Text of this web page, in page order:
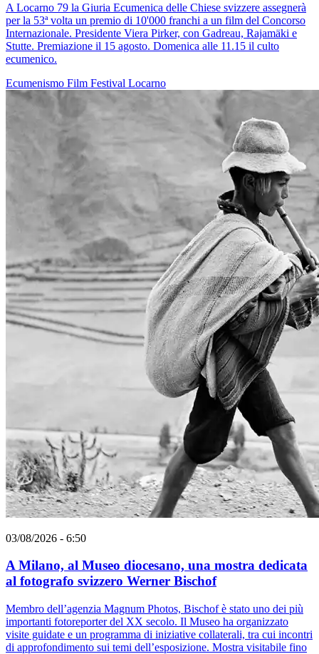
A Locarno 79 la Giuria Ecumenica delle Chiese svizzere assegnerà
per la 53ª volta un premio di 10'000 franchi a un film del Concorso
Internazionale. Presidente Viera Pirker, con Gadreau, Rajamäki e
Stutte. Premiazione il 15 agosto. Domenica alle 11.15 il culto
ecumenico.
Ecumenismo Film Festival Locarno
03/08/2026 - 6:50
A Milano, al Museo diocesano, una mostra dedicata
al fotografo svizzero Werner Bischof
Membro dell’agenzia Magnum Photos, Bischof è stato uno dei più
importanti fotoreporter del XX secolo. Il Museo ha organizzato
visite guidate e un programma di iniziative collaterali, tra cui incontri
di approfondimento sui temi dell’esposizione. Mostra visitabile fino